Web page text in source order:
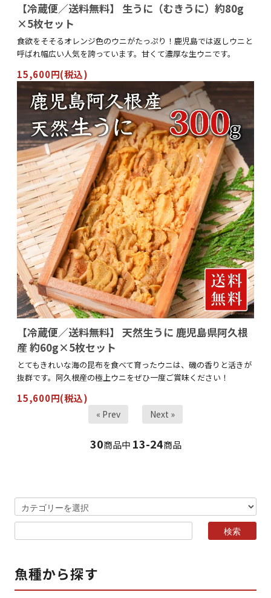
【冷蔵便／送料無料】 生うに（むきうに）約80g
×5枚セット
食欲をそそるオレンジ色のウニがたっぷり！鹿児島では返しウニと
呼ばれ幅広い人気を誇っています。甘くて濃厚な生ウニです。
15,600円(税込)
【冷蔵便／送料無料】 天然生うに 鹿児島県阿久根
産 約60g×5枚セット
とてもきれいな海の昆布を食べて育ったウニは、磯の香りと活きが
抜群です。阿久根産の極上ウニをぜひ一度ご賞味ください！
15,600円(税込)
« Prev Next »
30商品中 13-24商品
魚種から探す